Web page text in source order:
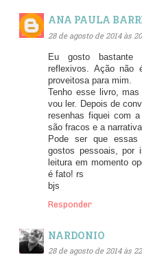
ANA PAULA
28 de agosto de 2014 às
Eu gosto bastante
reflexivos. Ação não
proveitosa para mim.
Tenho esse livro,
vou ler. Depois de
resenhas fiquei com
são fracos e a
Pode ser que essas
gostos pessoais, por
leitura em momento
é fato! rs
bjs
Responder
NARDONIO
28 de agosto de 2014 às